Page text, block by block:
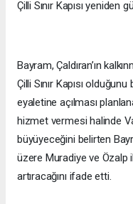
Çilli Sınır Kapısı yeniden
Bayram, Çaldıran’ın
Çilli Sınır Kapısı
eyaletine açılması
hizmet vermesi halinde
büyüyeceğini belirten
üzere Muradiye ve Özalp
artıracağını ifade etti.